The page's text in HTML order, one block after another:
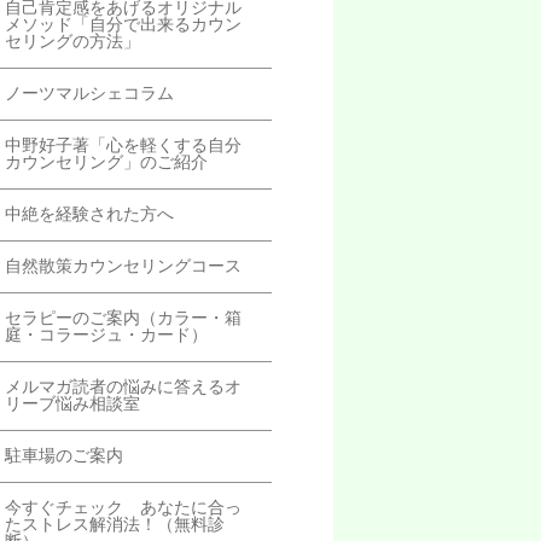
自己肯定感をあげるオリジナル
メソッド「自分で出来るカウン
セリングの方法」
ノーツマルシェコラム
中野好子著「心を軽くする自分
カウンセリング」のご紹介
中絶を経験された方へ
自然散策カウンセリングコース
セラピーのご案内（カラー・箱
庭・コラージュ・カード）
メルマガ読者の悩みに答えるオ
リーブ悩み相談室
駐車場のご案内
今すぐチェック あなたに合っ
たストレス解消法！（無料診